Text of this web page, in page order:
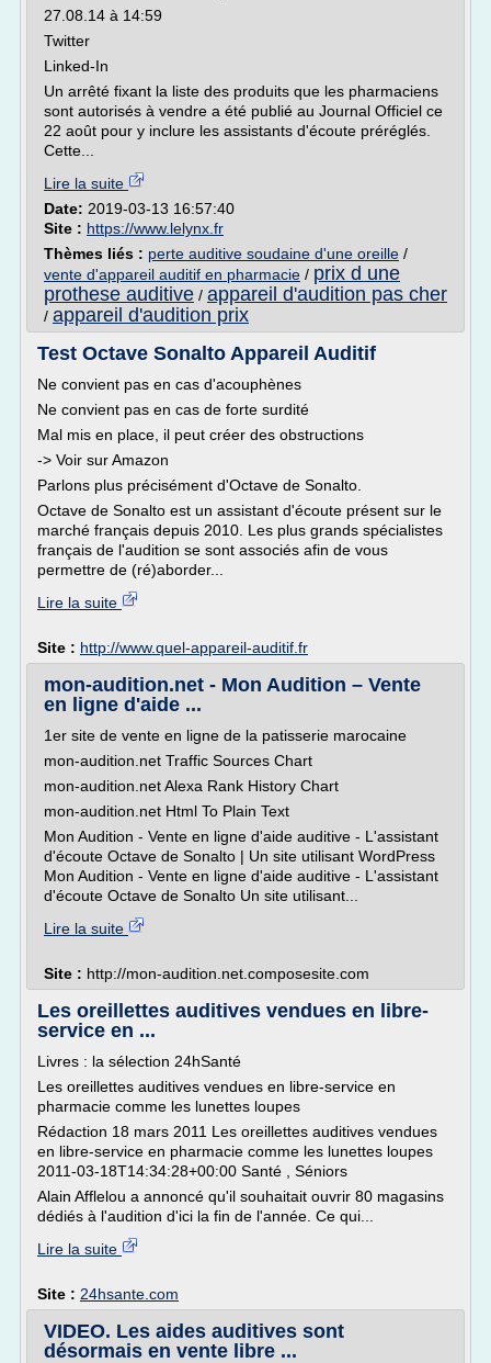
27.08.14 à 14:59
Twitter
Linked-In
Un arrêté fixant la liste des produits que les pharmaciens
sont autorisés à vendre a été publié au Journal Officiel ce
22 août pour y inclure les assistants d'écoute préréglés.
Cette...
Lire la suite
Date: 2019-03-13 16:57:40
Site : https://www.lelynx.fr
Thèmes liés : perte auditive soudaine d'une oreille /
vente d'appareil auditif en pharmacie / prix d une
prothese auditive / appareil d'audition pas cher
/ appareil d'audition prix
Test Octave Sonalto Appareil Auditif
Ne convient pas en cas d'acouphènes
Ne convient pas en cas de forte surdité
Mal mis en place, il peut créer des obstructions
-> Voir sur Amazon
Parlons plus précisément d'Octave de Sonalto.
Octave de Sonalto est un assistant d'écoute présent sur le
marché français depuis 2010. Les plus grands spécialistes
français de l'audition se sont associés afin de vous
permettre de (ré)aborder...
Lire la suite
Site : http://www.quel-appareil-auditif.fr
mon-audition.net - Mon Audition – Vente
en ligne d'aide ...
1er site de vente en ligne de la patisserie marocaine
mon-audition.net Traffic Sources Chart
mon-audition.net Alexa Rank History Chart
mon-audition.net Html To Plain Text
Mon Audition - Vente en ligne d'aide auditive - L'assistant
d'écoute Octave de Sonalto | Un site utilisant WordPress
Mon Audition - Vente en ligne d'aide auditive - L'assistant
d'écoute Octave de Sonalto Un site utilisant...
Lire la suite
Site : http://mon-audition.net.composesite.com
Les oreillettes auditives vendues en libre-
service en ...
Livres : la sélection 24hSanté
Les oreillettes auditives vendues en libre-service en
pharmacie comme les lunettes loupes
Rédaction 18 mars 2011 Les oreillettes auditives vendues
en libre-service en pharmacie comme les lunettes loupes
2011-03-18T14:34:28+00:00 Santé , Séniors
Alain Afflelou a annoncé qu'il souhaitait ouvrir 80 magasins
dédiés à l'audition d'ici la fin de l'année. Ce qui...
Lire la suite
Site : 24hsante.com
VIDEO. Les aides auditives sont
désormais en vente libre ...